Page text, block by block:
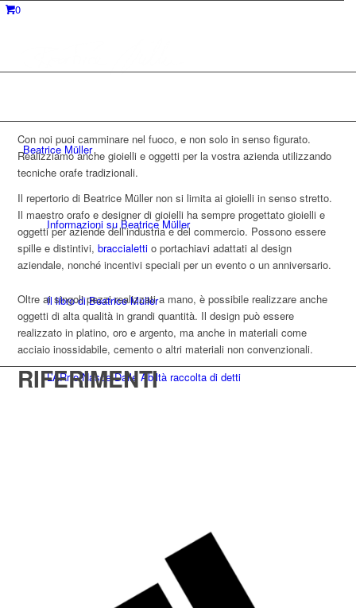
0
Beatrice Müller
Informazioni su Beatrice Müller
Il libro di Beatrice Müller
L’ARrte Nasce Dalle Abiltà raccolta di detti
Con noi puoi camminare nel fuoco, e non solo in senso figurato.
Realizziamo anche gioielli e oggetti per la vostra azienda utilizzando
tecniche orafe tradizionali.
Il repertorio di Beatrice Müller non si limita ai gioielli in senso stretto.
Il maestro orafo e designer di gioielli ha sempre progettato gioielli e
oggetti per aziende dell’industria e del commercio. Possono essere
spille e distintivi,braccialetti o portachiavi adattati al design
aziendale, nonché incentivi speciali per un evento o un anniversario.
Oltre ai singoli pezzi realizzati a mano, è possibile realizzare anche
oggetti di alta qualità in grandi quantità. Il design può essere
realizzato in platino, oro e argento, ma anche in materiali come
acciaio inossidabile, cemento o altri materiali non convenzionali.
RIFERIMENTI